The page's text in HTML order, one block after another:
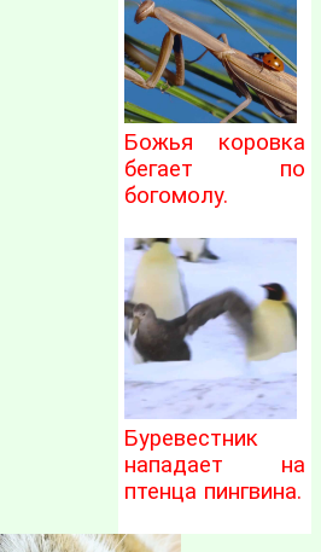
Божья коровка
бегает по
богомолу.
Буревестник
нападает на
птенца пингвина.